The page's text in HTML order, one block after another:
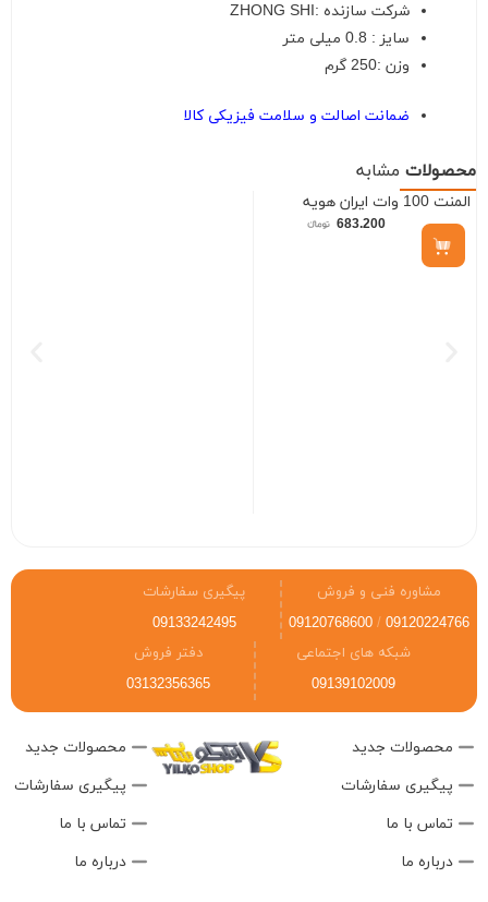
شرکت سازنده :ZHONG SHI
سایز : 0.8 میلی متر
وزن :250 گرم
ضمانت اصالت و سلامت فیزیکی کالا
محصولاتمشابه
المنت 100 وات ایران هویه
683.200
مشاوره فنی و فروش
09120224766
/
09120768600
پیگیری سفارشات
09133242495
دفتر فروش
03132356365
شبکه های اجتماعی
09139102009
محصولات جدید
پیگیری سفارشات
تماس با ما
درباره ما
محصولات جدید
پیگیری سفارشات
تماس با ما
درباره ما